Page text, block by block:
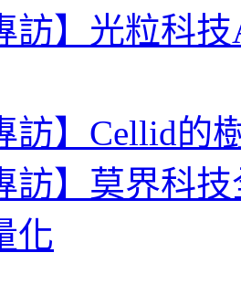
訪】光粒科
訪】Cellid的
訪】莫界科
化